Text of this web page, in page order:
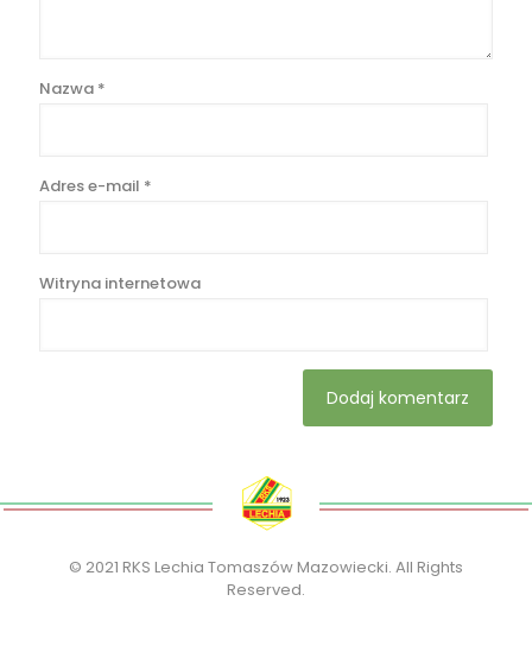
Nazwa *
Adres e-mail *
Witryna internetowa
© 2021 RKS Lechia Tomaszów Mazowiecki. All Rights
Reserved.